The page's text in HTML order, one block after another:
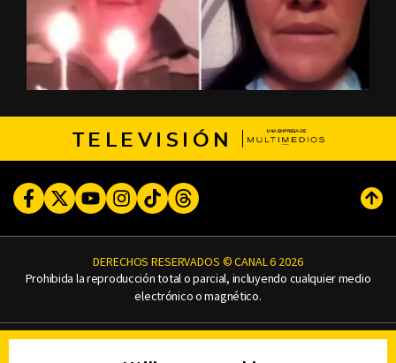
TELEVISIÓN
FacebookTwitterYoutubeInstagram
TikTokThreads
DERECHOS RESERVADOS © CANAL 6 2026
Prohibida la reproducción total o parcial, incluyendo cualquier medio
electrónico o magnético.